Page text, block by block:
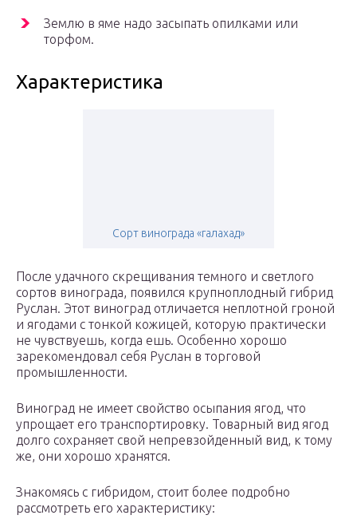
Землю в яме надо засыпать опилками или
торфом.
Характеристика
Сорт винограда «галахад»
После удачного скрещивания темного и светлого
сортов винограда, появился крупноплодный гибрид
Руслан. Этот виноград отличается неплотной гроной
и ягодами с тонкой кожицей, которую практически
не чувствуешь, когда ешь. Особенно хорошо
зарекомендовал себя Руслан в торговой
промышленности.
Виноград не имеет свойство осыпания ягод, что
упрощает его транспортировку. Товарный вид ягод
долго сохраняет свой непревзойденный вид, к тому
же, они хорошо хранятся.
Знакомясь с гибридом, стоит более подробно
рассмотреть его характеристику: